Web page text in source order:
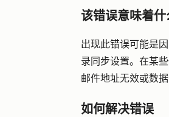
该错误意味着什
出现此错误可能是
录同步设置。在某
邮件地址无效或数
如何解决错误